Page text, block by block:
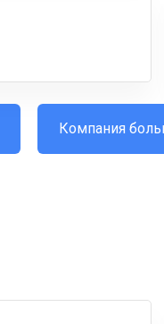
Компания